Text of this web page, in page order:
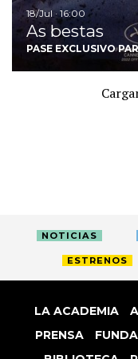
18/Jul · 16:00
As bestas
PASE EXCLUSIVO
NOTICIAS
ESTRENOS
LA ACADEMIA
PRENSA